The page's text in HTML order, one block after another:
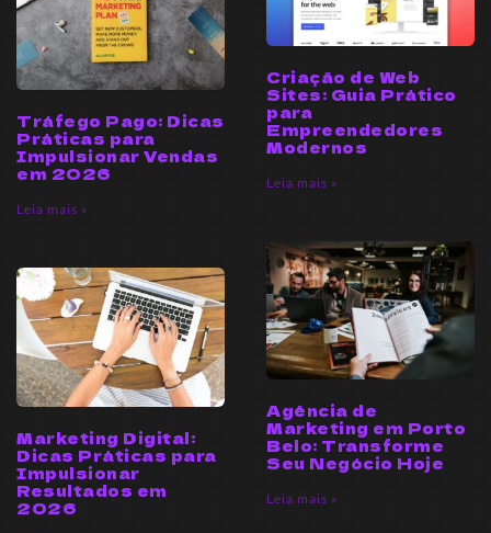
Tráfego Pago: Dicas
Práticas para
Impulsionar Vendas
em 2026
Leia mais »
Criação de Web
Sites: Guia Prático
para
Empreendedores
Modernos
Leia mais »
Marketing Digital:
Dicas Práticas para
Impulsionar
Resultados em
2026
Agência de
Marketing em Porto
Belo: Transforme
Seu Negócio Hoje
Leia mais »